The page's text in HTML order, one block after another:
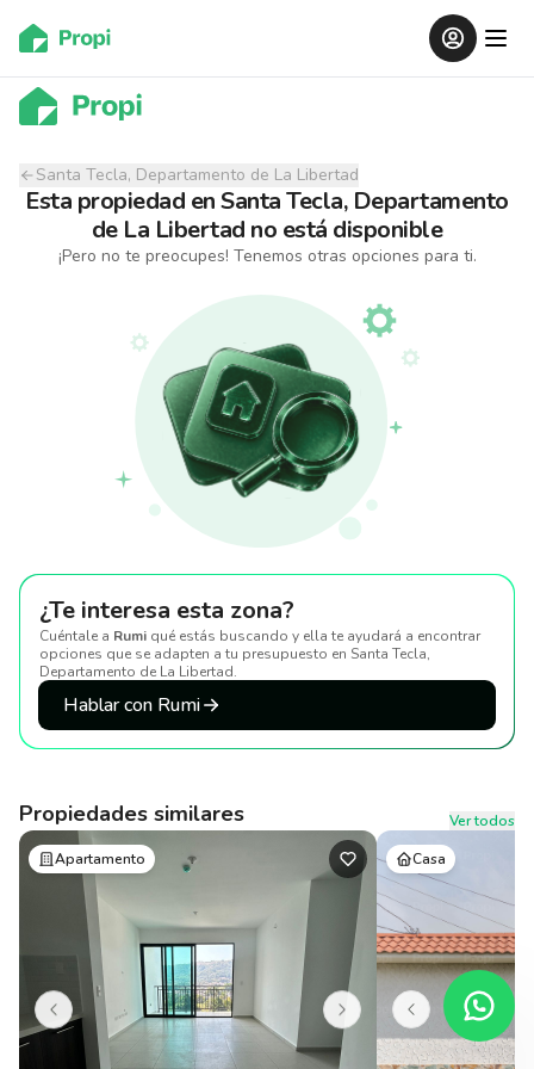
Santa Tecla, Departamento de La Libertad
Esta propiedad enSanta Tecla, Departamento
de La Libertad no está disponible
¡Pero no te preocupes! Tenemos otras opciones para ti.
¿Te interesa esta zona?
Cuéntale a Rumi qué estás buscando y ella te ayudará a encontrar
opciones que se adapten a tu presupuesto en Santa Tecla,
Departamento de La Libertad.
Hablar con Rumi
Propiedades similares
Ver todos
Apartamento
Casa